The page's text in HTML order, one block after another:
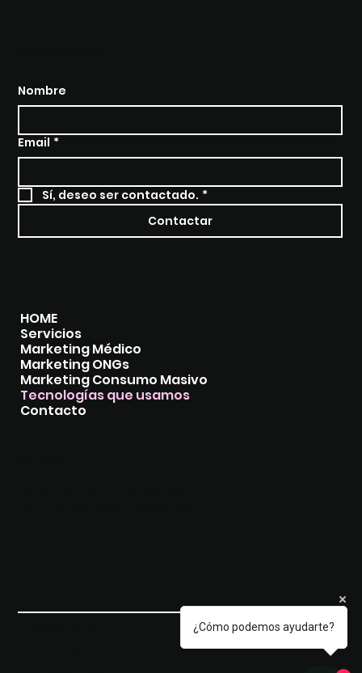
Nombre
Email *
Sí, deseo ser contactado. *
Contactar
HOME
Servicios
Marketing Médico
Marketing ONGs
Marketing Consumo Masivo
Tecnologías que usamos
Contacto
© 2035 by FARO MEDIC.
¿Cómo podemos ayudarte?